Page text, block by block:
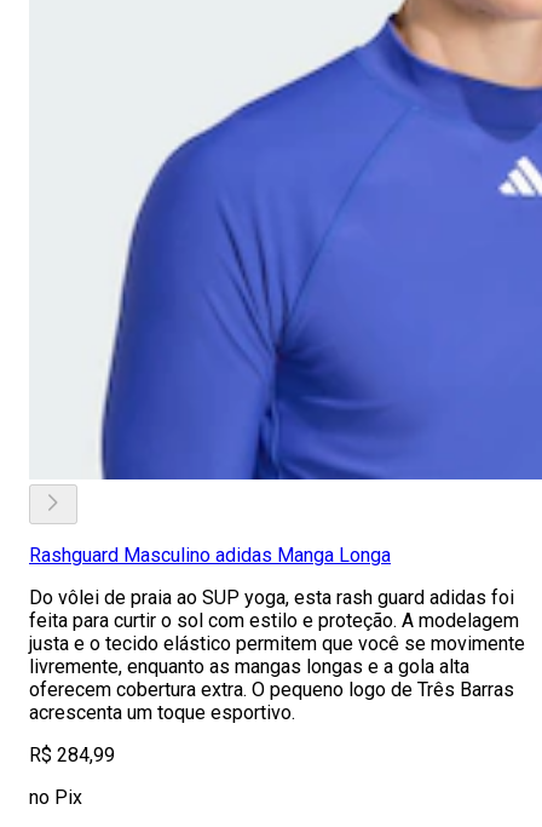
Rashguard Masculino adidas Manga Longa
Do vôlei de praia ao SUP yoga, esta rash guard adidas foi
feita para curtir o sol com estilo e proteção. A modelagem
justa e o tecido elástico permitem que você se movimente
livremente, enquanto as mangas longas e a gola alta
oferecem cobertura extra. O pequeno logo de Três Barras
acrescenta um toque esportivo.
R$ 284,99
no Pix